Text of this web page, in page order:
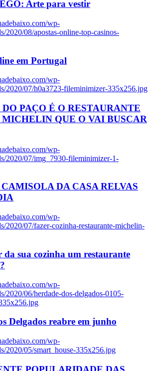
Arte para vestir
wp-
2020/08/apostas-online-top-casinos-
em Portugal
wp-
2020/07/h0a3723-fileminimizer-335x256.jpg
PAÇO É O RESTAURANTE
QUE O VAI BUSCAR
wp-
2020/07/img_7930-fileminimizer-1-
DA CASA RELVAS
wp-
2020/07/fazer-cozinha-restaurante-michelin-
da sua cozinha um restaurante
wp-
2020/06/herdade-dos-delgados-0105-
Delgados reabre em junho
wp-
2020/05/smart_house-335x256.jpg